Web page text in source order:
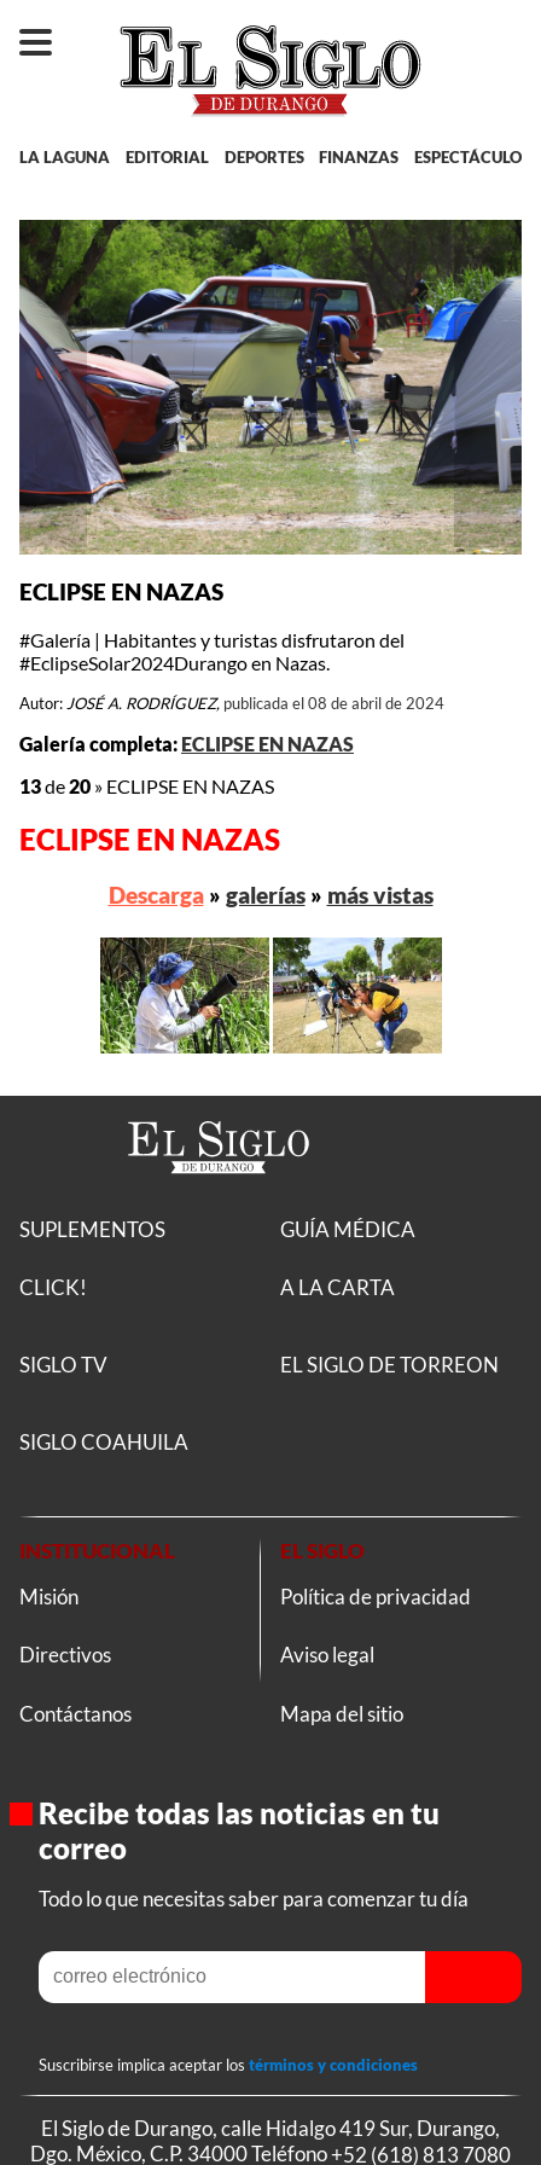
LA LAGUNA EDITORIAL DEPORTES FINANZAS ESPECTÁCULOS
ECLIPSE EN NAZAS
#Galería | Habitantes y turistas disfrutaron del
#EclipseSolar2024Durango en Nazas.
Autor:JOSÉ A. RODRÍGUEZ, publicada el 08 de abril de 2024
Galería completa: ECLIPSE EN NAZAS
13de20 » ECLIPSE EN NAZAS
ECLIPSE EN NAZAS
Descarga» galerías» más vistas
SUPLEMENTOS
CLICK!
GUÍA MÉDICA
A LA CARTA
SIGLO TV EL SIGLO DE TORREON
SIGLO COAHUILA
INSTITUCIONAL
Misión
Directivos
Contáctanos
EL SIGLO
Política de privacidad
Aviso legal
Mapa del sitio
Recibe todas las noticias en tu
correo
Todo lo que necesitas saber para comenzar tu día
Suscribirse implica aceptar los términos y condiciones
El Siglo de Durango, calle Hidalgo 419 Sur, Durango,
Dgo. México, C.P. 34000 Teléfono+52 (618) 813 7080